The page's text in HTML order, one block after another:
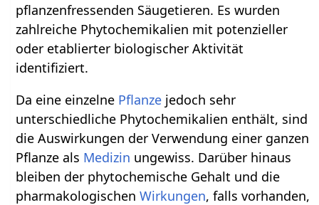
pflanzenfressenden Säugetieren. Es wurden
zahlreiche Phytochemikalien mit potenzieller
oder etablierter biologischer Aktivität
identifiziert.
Da eine einzelne Pflanze jedoch sehr
unterschiedliche Phytochemikalien enthält, sind
die Auswirkungen der Verwendung einer ganzen
Pflanze als Medizin ungewiss. Darüber hinaus
bleiben der phytochemische Gehalt und die
pharmakologischenWirkungen, falls vorhanden,